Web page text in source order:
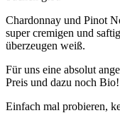
Chardonnay und Pinot
super cremigen und
überzeugen weiß.
Für uns eine absolut
Preis und dazu noch Bio!
Einfach mal probieren,